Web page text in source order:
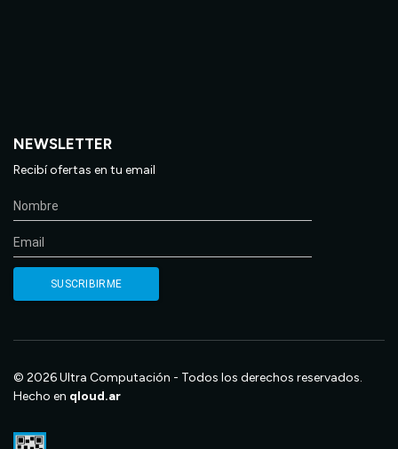
NEWSLETTER
Recibí ofertas en tu email
© 2026 Ultra Computación - Todos los derechos reservados.
Hecho en qloud.ar